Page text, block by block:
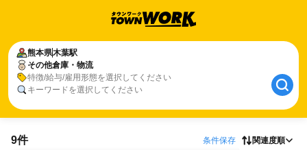
熊本県木葉駅
その他倉庫・物流
特徴/給与/雇用形態を選択してください
キーワードを選択してください
9件 条件保存 関連度順